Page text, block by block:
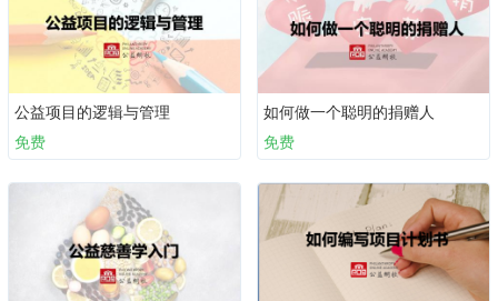
公益项目的逻辑与管理
免费
如何做一个聪明的捐赠人
免费